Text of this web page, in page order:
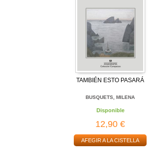
TAMBIÉN ESTO PASARÁ
BUSQUETS, MILENA
Disponible
12,90 €
AFEGIR A LA CISTELLA